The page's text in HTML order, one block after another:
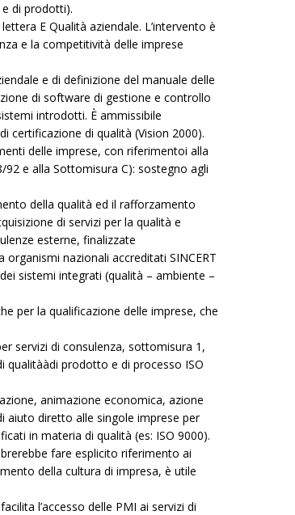
di prodotti).
E Qualità aziendale. L’intervento è
e la competitività delle imprese
e di definizione del manuale delle
di software di gestione e controllo
introdotti. È ammissibile
certificazione di qualità (Vision 2000).
delle imprese, con riferimentoi alla
e alla Sottomisura C): sostegno agli
della qualità ed il rafforzamento
di servizi per la qualità e
esterne, finalizzate
organismi nazionali accreditati SINCERT
sistemi integrati (qualità – ambiente –
per la qualificazione delle imprese, che
servizi di consulenza, sottomisura 1,
qualitààdi prodotto e di processo ISO
animazione economica, azione
aiuto diretto alle singole imprese per
in materia di qualità (es: ISO 9000).
fare esplicito riferimento ai
della cultura di impresa, è utile
l’accesso delle PMI ai servizi di